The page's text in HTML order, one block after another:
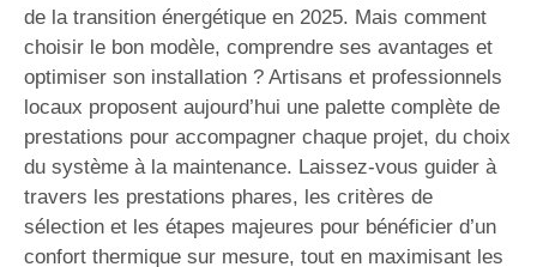
de la transition énergétique en 2025. Mais comment
choisir le bon modèle, comprendre ses avantages et
optimiser son installation ? Artisans et professionnels
locaux proposent aujourd’hui une palette complète de
prestations pour accompagner chaque projet, du choix
du système à la maintenance. Laissez-vous guider à
travers les prestations phares, les critères de
sélection et les étapes majeures pour bénéficier d’un
confort thermique sur mesure, tout en maximisant les